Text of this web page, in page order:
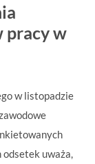
pracy w
w listopadzie
uważa,